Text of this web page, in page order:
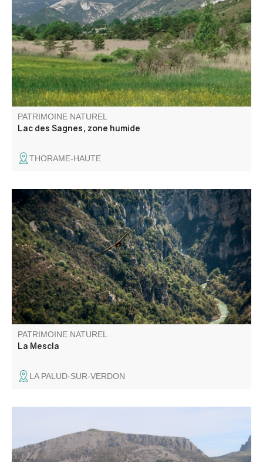
communes de Thorame-Basse et de Thorame-Haute, se
situe en queue d’une retenue artificielle créée dans les
années 1960 pour l’irrigation.
PATRIMOINE NATUREL
Lac des Sagnes, zone humide
THORAME-HAUTE
La Mescla (le mélange en Occitan) est le point où le
Verdon et son affluent l'Artuby se rencontrent.
PATRIMOINE NATUREL
La Mescla
LA PALUD-SUR-VERDON
Le mont Chiran (1 905 m), second sommet des Préalpes
du Verdon, offre un panorama exceptionnel : des Alpes du
Sud à la Provence, jusqu’à la Méditerranée et, par temps